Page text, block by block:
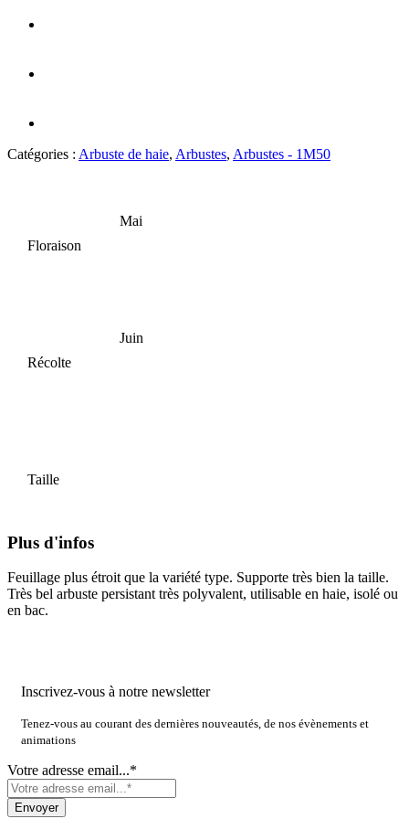
Catégories : Arbuste de haie, Arbustes, Arbustes - 1M50
Floraison
Mai
Récolte
Juin
Taille
Plus d'infos
Feuillage plus étroit que la variété type. Supporte très bien la taille.
Très bel arbuste persistant très polyvalent, utilisable en haie, isolé ou
en bac.
Inscrivez-vous à notre newsletter
Tenez-vous au courant des dernières nouveautés, de nos évènements et
animations
Votre adresse email...*